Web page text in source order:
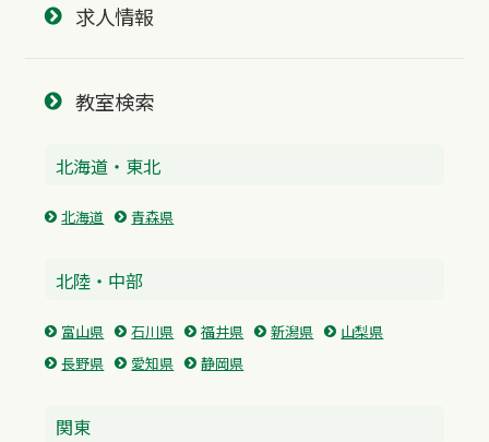
求人情報
教室検索
北海道・東北
北海道 青森県
北陸・中部
富山県 石川県 福井県 新潟県
山梨県
長野県
愛知県 静岡県
関東